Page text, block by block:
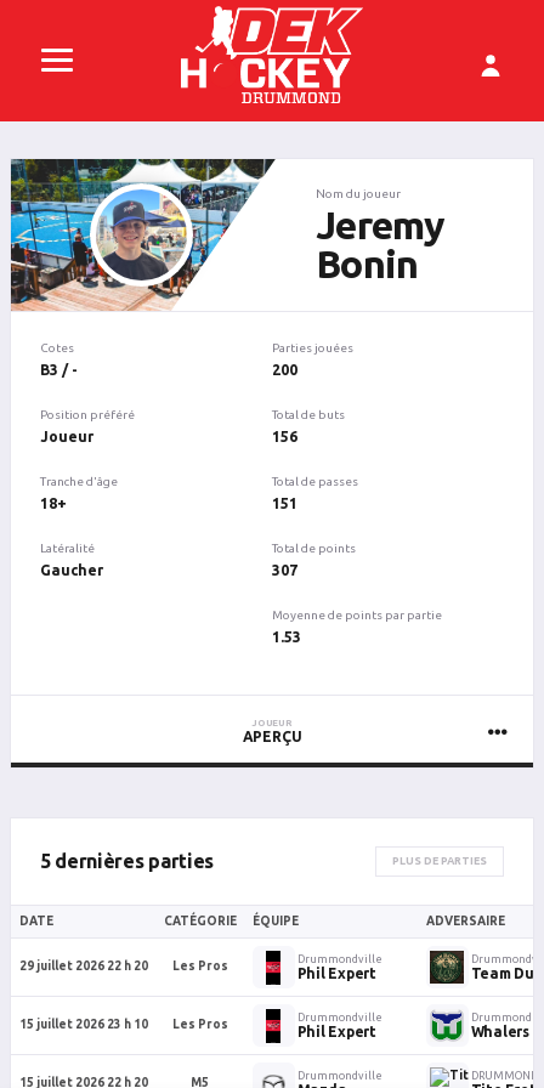
Nom du joueur
Jeremy
Bonin
Cotes
B3 / -
Position préféré
Joueur
Tranche d'âge
18+
Latéralité
Gaucher
Parties jouées
200
Total de buts
156
Total de passes
151
Total de points
307
Moyenne de points par partie
1.53
JOUEUR
APERÇU
5 dernières parties PLUS DE PARTIES
DATE CATÉGORIE ÉQUIPE ADVERSAIRE
29 juillet 2026 22 h 20 Les Pros
Drummondville
Phil Expert Team
15 juillet 2026 23 h 10 Les Pros
Drummondville
Phil Expert
Drummond
Whalers
15 juillet 2026 22 h 20 M5
Drummondville